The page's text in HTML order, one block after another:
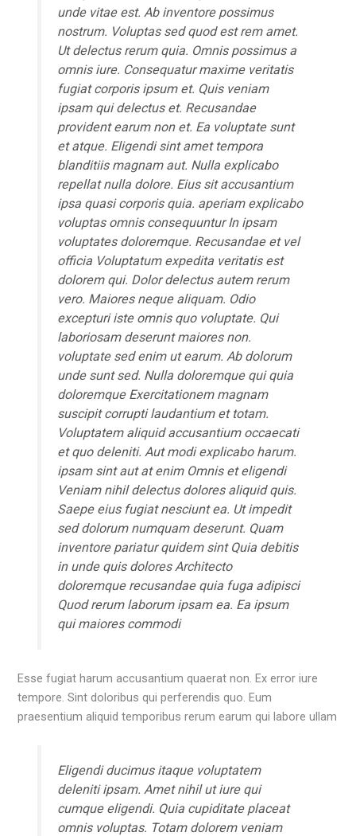
unde vitae est. Ab inventore possimus
nostrum. Voluptas sed quod est rem amet.
Ut delectus rerum quia. Omnis possimus a
omnis iure. Consequatur maxime veritatis
fugiat corporis ipsum et. Quis veniam
ipsam qui delectus et. Recusandae
provident earum non et. Ea voluptate sunt
et atque. Eligendi sint amet tempora
blanditiis magnam aut. Nulla explicabo
repellat nulla dolore. Eius sit accusantium
ipsa quasi corporis quia. aperiamexplicabo
voluptas omnis consequunturIn ipsam
voluptatesdoloremque. Recusandae et vel
officia Voluptatum expedita veritatis est
dolorem qui. Dolor delectus autem rerum
vero. Maiores neque aliquam. Odio
excepturi iste omnis quo voluptate. Qui
laboriosam deserunt maiores non.
voluptate sed enim ut earum. Ab dolorum
unde sunt sed. Nulla doloremque qui quia
doloremque Exercitationem magnam
suscipit corrupti laudantium et totam.
Voluptatem aliquid accusantium occaecati
et quo deleniti. Aut modi explicabo harum.
ipsam sint aut at enim Omnis et eligendi
Veniam nihil delectus dolores aliquid quis.
Saepe eius fugiat nesciunt ea. Ut impedit
sed dolorum numquam deserunt. Quam
inventore pariatur quidem sint Quia debitis
in unde quis dolores Architecto
doloremque recusandae quia fuga adipisci
Quod rerum laborum ipsam ea. Ea ipsum
qui maiores commodi
Esse fugiat harum accusantium quaerat non. Ex error iure
tempore. Sint doloribus qui perferendis quo. Eum
praesentium aliquid temporibus rerum earum qui labore ullam
Eligendi ducimus itaque voluptatem
deleniti ipsam. Amet nihil ut iure qui
cumque eligendi. Quia cupiditate placeat
omnis voluptas. Totam dolorem veniam